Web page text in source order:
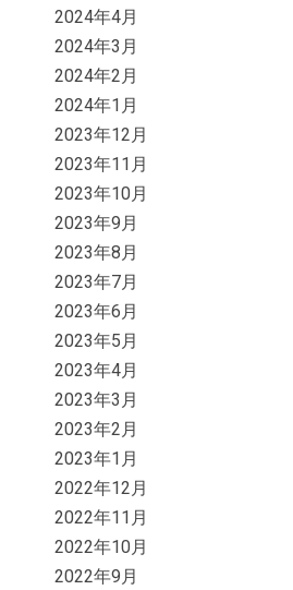
2024年4月
2024年3月
2024年2月
2024年1月
2023年12月
2023年11月
2023年10月
2023年9月
2023年8月
2023年7月
2023年6月
2023年5月
2023年4月
2023年3月
2023年2月
2023年1月
2022年12月
2022年11月
2022年10月
2022年9月